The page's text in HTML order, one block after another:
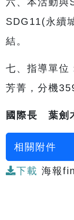
SDG11(永續
結。
七、指導單位
芳菁，分機
國際長 葉劍
相關附件
下載 海報